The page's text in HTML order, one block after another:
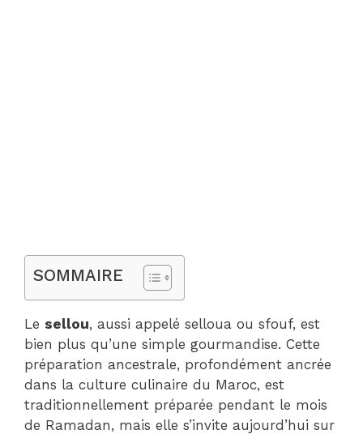
SOMMAIRE
Le sellou, aussi appelé selloua ou sfouf, est
bien plus qu’une simple gourmandise. Cette
préparation ancestrale, profondément ancrée
dans la culture culinaire du Maroc, est
traditionnellement préparée pendant le mois
de Ramadan, mais elle s’invite aujourd’hui sur